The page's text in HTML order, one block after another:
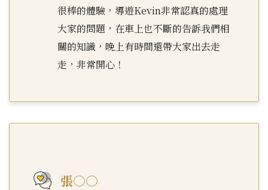
很棒的體驗，導遊Kevin非常認真的處理
大家的問題，在車上也不斷的告訴我們相
關的知識，晚上有時間還帶大家出去走
走，非常開心！
張○○